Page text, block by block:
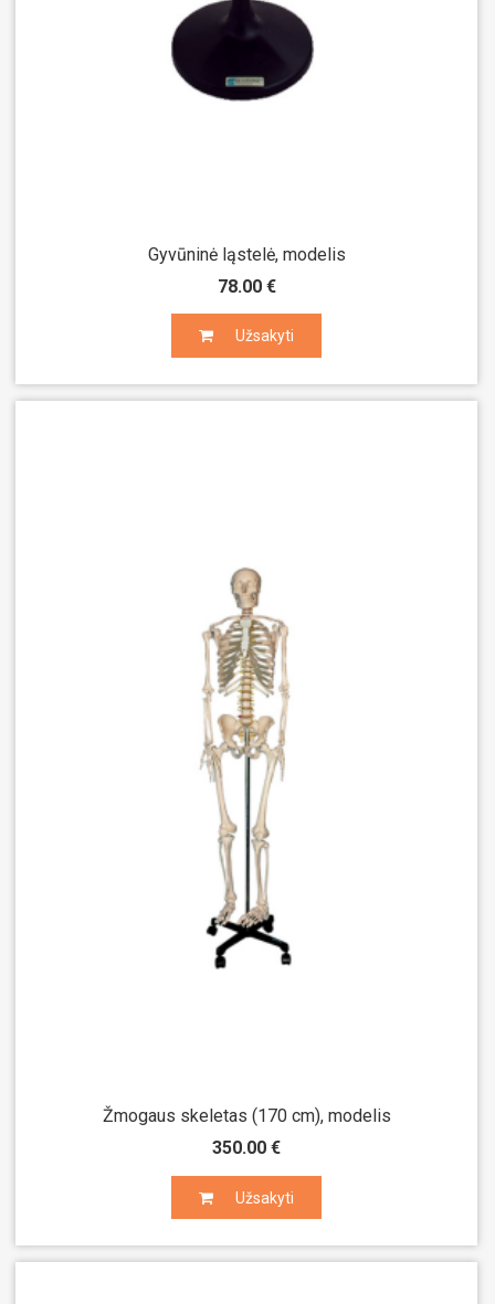
Gyvūninė ląstelė, modelis
78.00 €
Užsakyti
Užsakyti
Žmogaus skeletas (170 cm), modelis
350.00 €
Užsakyti
Užsakyti